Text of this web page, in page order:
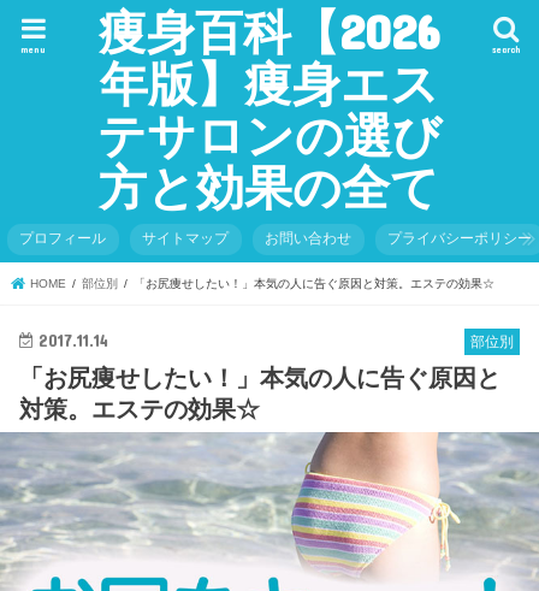
痩身百科【2026
年版】痩身エス
テサロンの選び
方と効果の全て
search
menu
プロフィール サイトマップ お問い合わせ プライバシーポリシー
HOME 部位別 「お尻痩せしたい！」本気の人に告ぐ原因と対策。エステの効果☆
部位別
2017.11.14
「お尻痩せしたい！」本気の人に告ぐ原因と
対策。エステの効果☆